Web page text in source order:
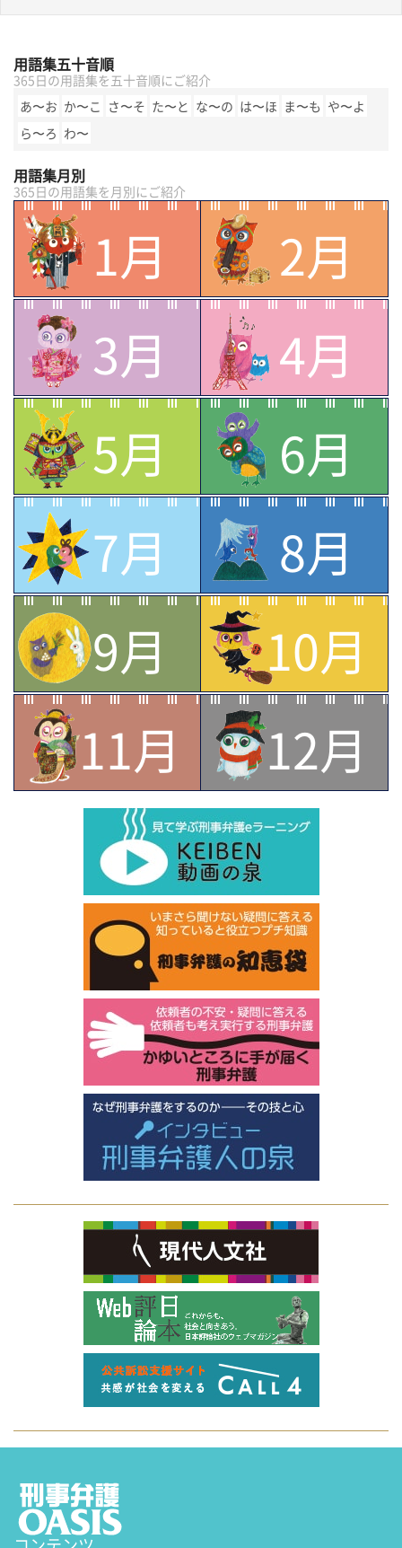
用語集五十音順
365日の用語集を五十音順にご紹介
あ〜お か〜こ さ〜そ た〜と な〜の は〜ほ ま〜も や〜よ
ら〜ろ わ〜
用語集月別
365日の用語集を月別にご紹介
1月
2月
3月
4月
5月
6月
7月
8月
9月
10月
11月
12月